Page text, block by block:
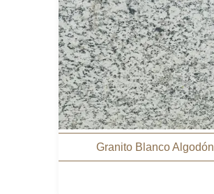
Granito Blanco Algodón